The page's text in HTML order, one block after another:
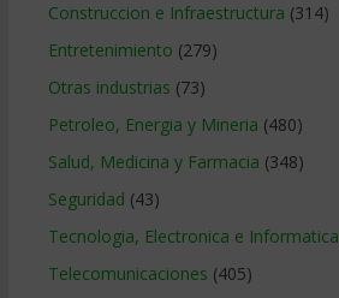
Construccion e Infraestructura (314)
Entretenimiento (279)
Otras industrias (73)
Petroleo, Energia y Mineria (480)
Salud, Medicina y Farmacia (348)
Seguridad (43)
Tecnologia, Electronica e Informatica
Telecomunicaciones (405)